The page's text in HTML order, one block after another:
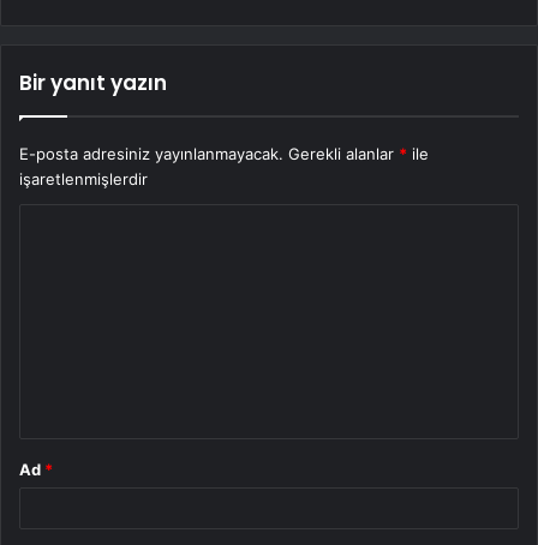
Bir yanıt yazın
E-posta adresiniz yayınlanmayacak. Gerekli alanlar * ile
işaretlenmişlerdir
Ad *